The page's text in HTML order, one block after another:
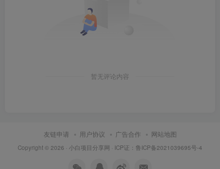
暂无评论内容
友链申请 用户协议 广告合作 网站地图
Copyright © 2026 · 小白项目分享网 · ICP证： 鲁ICP备2021039695号-4